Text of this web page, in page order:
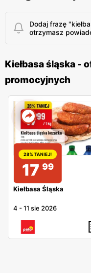
Dodaj frazę
otrzymasz
Kiełbasa śląska -
promocyjnych
28% TANIEJ!
17 99
Kiełbasa Śląska
4 -11 sie 2026